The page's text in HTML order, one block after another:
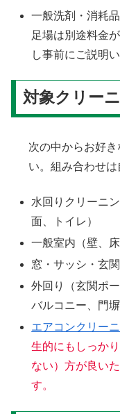
一般洗剤・消耗
足場は別途料金
し事前にご説明
対象クリー
次の中からお好
い。組み合わせは
水回りクリーニ
面、トイレ）
一般室内（壁、
窓・サッシ・玄
外回り（玄関ポ
バルコニー、門
エアコンクリー
生的にもしっか
ない）方が良い
す。